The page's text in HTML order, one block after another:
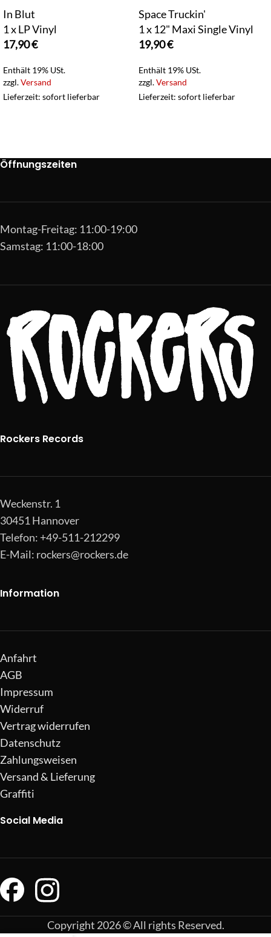
In Blut
1 x LP Vinyl
17,90€
Enthält 19% USt.
zzgl.Versand
Lieferzeit: sofort lieferbar
Space Truckin'
1 x 12" Maxi Single Vinyl
19,90€
Enthält 19% USt.
zzgl.Versand
Lieferzeit: sofort lieferbar
Öffnungszeiten
Montag-Freitag: 11:00-19:00
Samstag: 11:00-18:00
Rockers Records
Weckenstr. 1
30451 Hannover
Telefon: +49-511-212299
E-Mail: rockers@rockers.de
Information
Anfahrt
AGB
Impressum
Widerruf
Vertrag widerrufen
Datenschutz
Zahlungsweisen
Versand & Lieferung
Graffiti
Social Media
Copyright 2026 © All rights Reserved.